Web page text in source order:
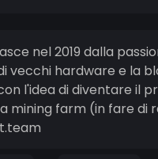
vecchi hardware e la
l'idea di diventare il
mining farm (in fare